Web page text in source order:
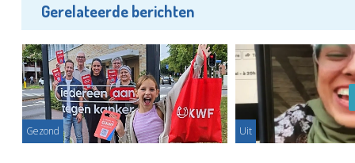
Gerelateerde berichten
Gezond Uit